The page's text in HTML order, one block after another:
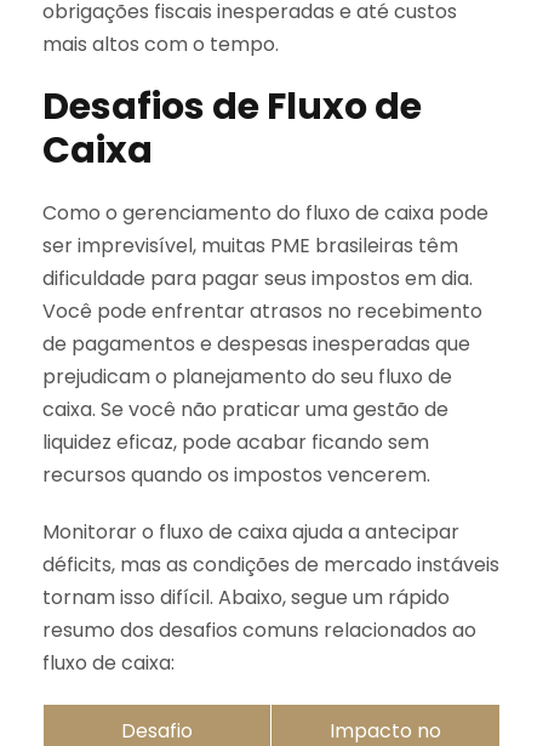
obrigações fiscais inesperadas e até custos
mais altos com o tempo.
Desafios de Fluxo de
Caixa
Como o gerenciamento do fluxo de caixa pode
ser imprevisível, muitas PME brasileiras têm
dificuldade para pagar seus impostos em dia.
Você pode enfrentar atrasos no recebimento
de pagamentos e despesas inesperadas que
prejudicam o planejamento do seu fluxo de
caixa. Se você não praticar uma gestão de
liquidez eficaz, pode acabar ficando sem
recursos quando os impostos vencerem.
Monitorar o fluxo de caixa ajuda a antecipar
déficits, mas as condições de mercado instáveis
tornam isso difícil. Abaixo, segue um rápido
resumo dos desafios comuns relacionados ao
fluxo de caixa:
Desafio
Impacto no